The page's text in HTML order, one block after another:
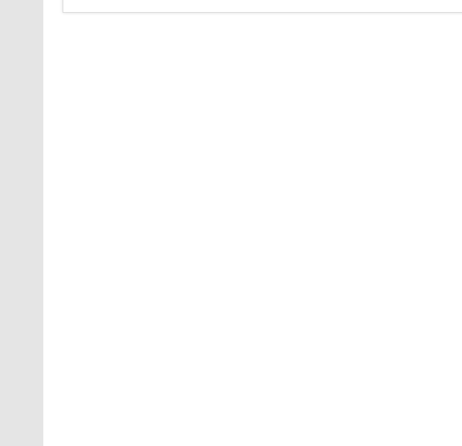
Alternative: